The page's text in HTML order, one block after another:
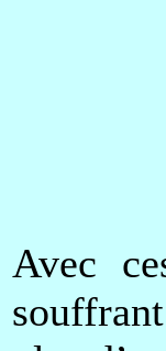
Avec